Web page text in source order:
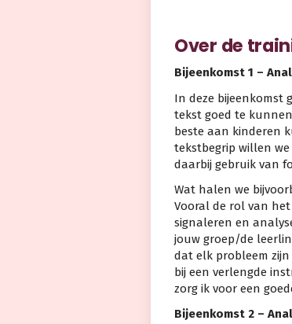
Over de
Bijeenkomst 1 –
In deze bijeenkomst
tekst goed te
beste aan kinderen
tekstbegrip willen
daarbij gebruik van
Wat halen we
Vooral de rol van
signaleren en
jouw groep/de
dat elk probleem
bij een verlengde
zorg ik voor een
Bijeenkomst 2 –